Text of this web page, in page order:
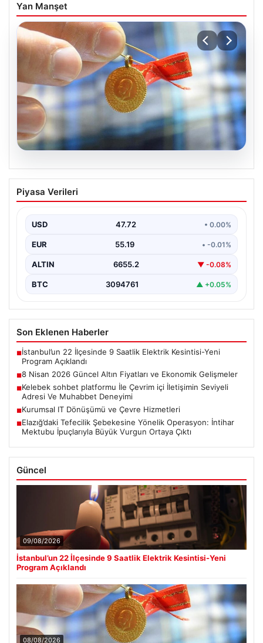
Yan Manşet
08.08.2026
8 Nisan 2026 Güncel Altın Fiyatları ve
Ekonomik Gelişmeler
jeopolitik gelişmelerle birlikte ekonomik verilerin de
etkisiyle hareketlilik…
Piyasa Verileri
USD 47.72 • 0.00%
EUR 55.19 • -0.01%
ALTIN 6655.2 ▼ -0.08%
BTC 3094761 ▲ +0.05%
Son Eklenen Haberler
■İstanbul’un 22 İlçesinde 9 Saatlik Elektrik Kesintisi-Yeni
Program Açıklandı
■8 Nisan 2026 Güncel Altın Fiyatları ve Ekonomik Gelişmeler
■Kelebek sohbet platformu İle Çevrim içi İletişimin Seviyeli
Adresi Ve Muhabbet Deneyimi
■Kurumsal IT Dönüşümü ve Çevre Hizmetleri
■Elazığ’daki Tefecilik Şebekesine Yönelik Operasyon: İntihar
Mektubu İpuçlarıyla Büyük Vurgun Ortaya Çıktı
Güncel
09/08/2026
İstanbul’un 22 İlçesinde 9 Saatlik Elektrik Kesintisi-Yeni
Program Açıklandı
08/08/2026